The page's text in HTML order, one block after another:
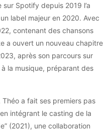
Spotify depuis 2019 l’a
label majeur en 2020. Avec
contenant des chansons
a ouvert un nouveau chapitre
après son parcours sur
la musique, préparant des
a fait ses premiers pas
intégrant le casting de la
(2021), une collaboration